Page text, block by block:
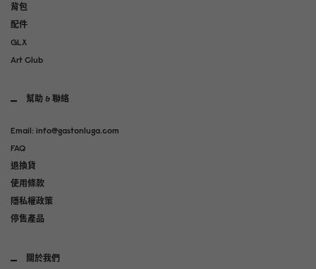
背包
配件
GLX
Art Club
幫助 & 聯絡
Email: info@gastonluga.com
FAQ
退換貨
使用條款
隱私權政策
停售產品
關於我們